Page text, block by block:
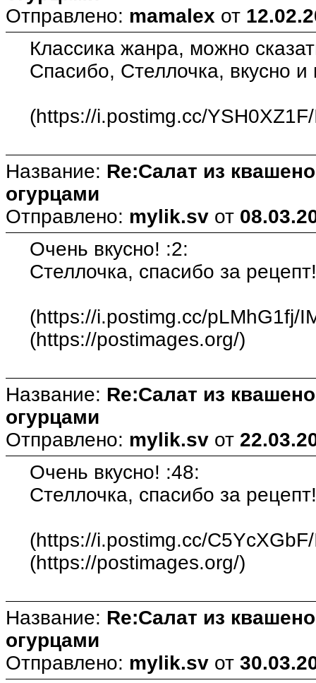
Отправлено: mamalex от
Классика жанра, можно
Спасибо, Стеллочка, вкусно
(https://i.postimg.cc/
Название: Re:Салат из
огурцами
Отправлено: mylik.sv от
Очень вкусно! :2:
Стеллочка, спасибо за
(https://i.postimg.cc/pLMhG1fj/
(https://postimages.org/)
Название: Re:Салат из
огурцами
Отправлено: mylik.sv от
Очень вкусно! :48:
Стеллочка, спасибо за
(https://i.postimg.cc/
(https://postimages.org/)
Название: Re:Салат из
огурцами
Отправлено: mylik.sv от